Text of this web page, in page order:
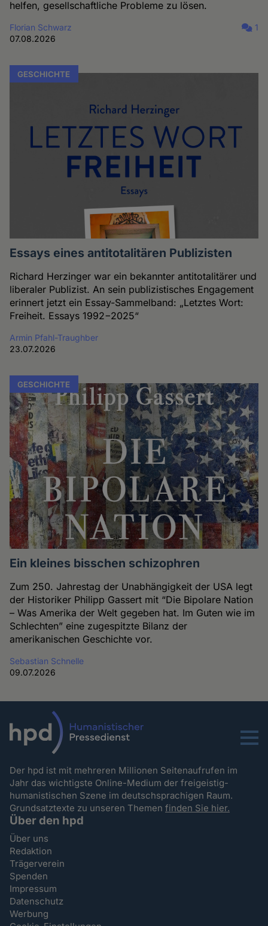
helfen, gesellschaftliche Probleme zu lösen.
Florian Schwarz
07.08.2026
1
GESCHICHTE
Essays eines antitotalitären Publizisten
Richard Herzinger war ein bekannter antitotalitärer und
liberaler Publizist. An sein publizistisches Engagement
erinnert jetzt ein Essay-Sammelband: „Letztes Wort:
Freiheit. Essays 1992−2025“
Armin Pfahl-Traughber
23.07.2026
GESCHICHTE
Ein kleines bisschen schizophren
Zum 250. Jahrestag der Unabhängigkeit der USA legt
der Historiker Philipp Gassert mit “Die Bipolare Nation
– Was Amerika der Welt gegeben hat. Im Guten wie im
Schlechten” eine zugespitzte Bilanz der
amerikanischen Geschichte vor.
Sebastian Schnelle
09.07.2026
Menu
Der hpd ist mit mehreren Millionen Seitenaufrufen im
Jahr das wichtigste Online-Medium der freigeistig-
humanistischen Szene im deutschsprachigen Raum.
Grundsatztexte zu unseren Themenfinden Sie hier.
Über den hpd
Über uns
Redaktion
Trägerverein
Spenden
Impressum
Datenschutz
Werbung